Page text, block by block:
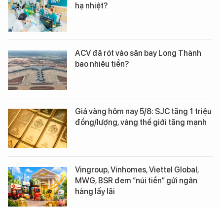
hạ nhiệt?
ACV đã rót vào sân bay Long Thành
bao nhiêu tiền?
Giá vàng hôm nay 5/8: SJC tăng 1 triệu
đồng/lượng, vàng thế giới tăng mạnh
Vingroup, Vinhomes, Viettel Global,
MWG, BSR đem “núi tiền” gửi ngân
hàng lấy lãi